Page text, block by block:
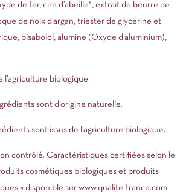
de fer, cire d’abeille*, extrait de beurre de
de noix d’argan, triester de glycérine et
bisabolol, alumine (Oxyde d’aluminium),
l’agriculture biologique.
sont d’origine naturelle.
sont issus de l’agriculture biologique.
contrôlé. Caractéristiques certifiées selon le
cosmétiques biologiques et produits
» disponible sur www.qualite-france.com